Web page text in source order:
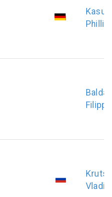
Phillip
Filippo